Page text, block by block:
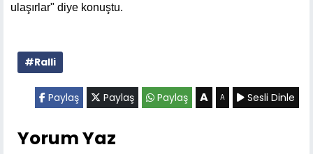
ulaşırlar" diye konuştu.
#Ralli
Paylaş Paylaş Paylaş A A Sesli Dinle
Yorum Yaz